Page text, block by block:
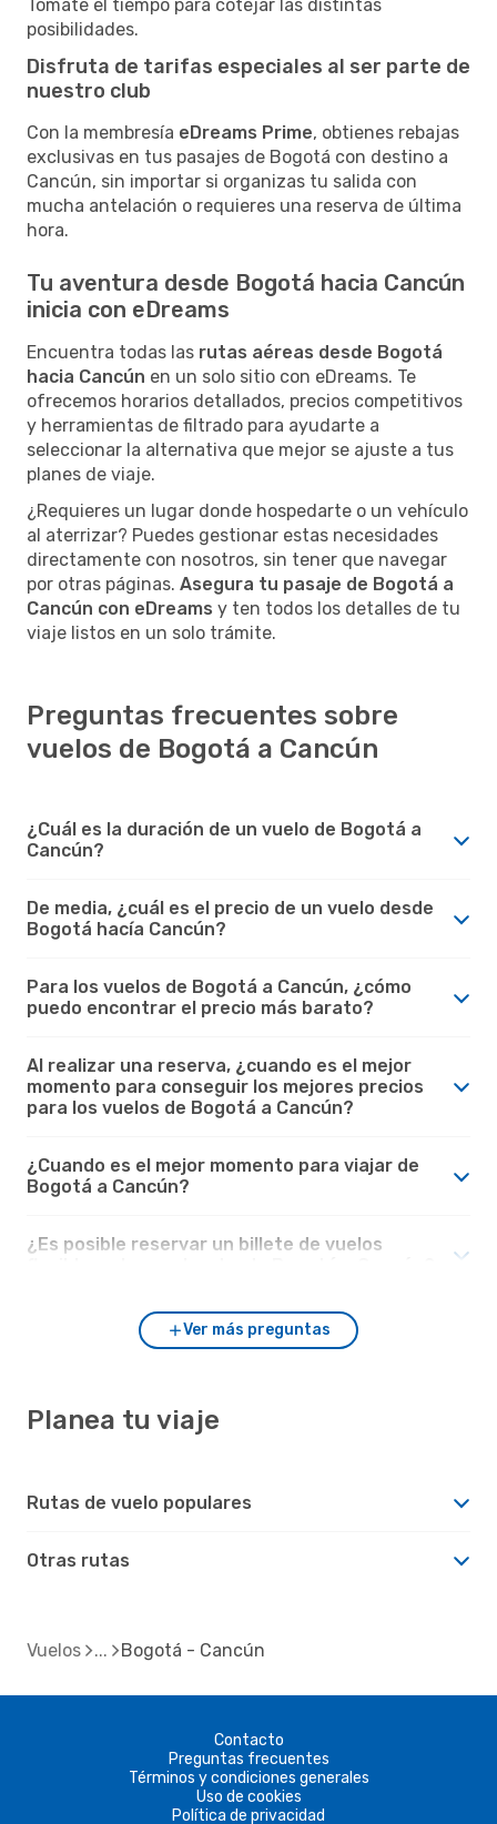
Tómate el tiempo para cotejar las distintas
posibilidades.
Disfruta de tarifas especiales al ser parte de
nuestro club
Con la membresía eDreams Prime, obtienes rebajas
exclusivas en tus pasajes de Bogotá con destino a
Cancún, sin importar si organizas tu salida con
mucha antelación o requieres una reserva de última
hora.
Tu aventura desde Bogotá hacia Cancún
inicia con eDreams
Encuentra todas las rutas aéreas desde Bogotá
hacia Cancún en un solo sitio con eDreams. Te
ofrecemos horarios detallados, precios competitivos
y herramientas de filtrado para ayudarte a
seleccionar la alternativa que mejor se ajuste a tus
planes de viaje.
¿Requieres un lugar donde hospedarte o un vehículo
al aterrizar? Puedes gestionar estas necesidades
directamente con nosotros, sin tener que navegar
por otras páginas. Asegura tu pasaje de Bogotá a
Cancún con eDreams y ten todos los detalles de tu
viaje listos en un solo trámite.
Preguntas frecuentes sobre
vuelos de Bogotá a Cancún
¿Cuál es la duración de un vuelo de Bogotá a
Cancún?
De media, ¿cuál es el precio de un vuelo desde
Bogotá hacía Cancún?
Para los vuelos de Bogotá a Cancún, ¿cómo
puedo encontrar el precio más barato?
Al realizar una reserva, ¿cuando es el mejor
momento para conseguir los mejores precios
para los vuelos de Bogotá a Cancún?
¿Cuando es el mejor momento para viajar de
Bogotá a Cancún?
¿Es posible reservar un billete de vuelos
Ver más preguntas
Planea tu viaje
Rutas de vuelo populares
Otras rutas
Vuelos Bogotá - Cancún
Contacto
Preguntas frecuentes
Términos y condiciones generales
Uso de cookies
Política de privacidad